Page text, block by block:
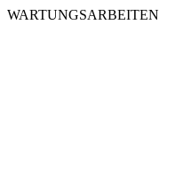
WARTUNGSARBEITEN